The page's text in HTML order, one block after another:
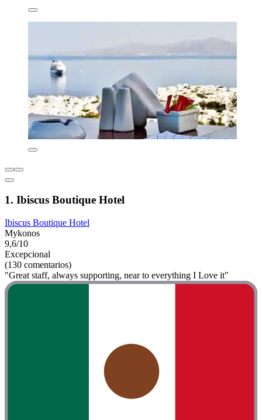
1. Ibiscus Boutique Hotel
Ibiscus Boutique Hotel
Mykonos
9,6/10
Excepcional
(130 comentarios)
"Great staff, always supporting, near to everything I Love it"